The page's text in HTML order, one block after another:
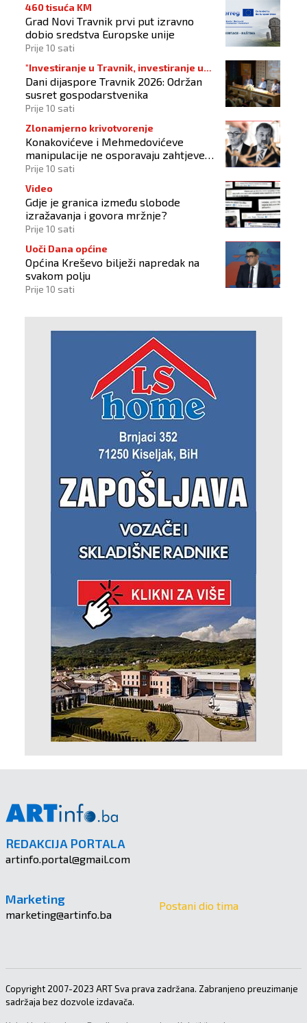
460 tisuća KM
Grad Novi Travnik prvi put izravno
dobio sredstva Europske unije
Prije 10 sati
"Investiranje u Travnik, investiranje u
budućnost"
Dani dijaspore Travnik 2026: Održan
susret gospodarstvenika
Prije 10 sati
Zlonamjerno krivotvorenje
Konakovićeve i Mehmedovićeve
manipulacije ne osporavaju zahtjeve
Hrvata
Prije 10 sati
Video
Gdje je granica između slobode
izražavanja i govora mržnje?
Prije 10 sati
Uoči Dana općine
Općina Kreševo bilježi napredak na
svakom polju
Prije 10 sati
REDAKCIJA PORTALA
artinfo.portal@gmail.com
Marketing
marketing@artinfo.ba
Postani dio tima
Copyright 2007-2023 ART Sva prava zadržana. Zabranjeno preuzimanje
sadržaja bez dozvole izdavača.